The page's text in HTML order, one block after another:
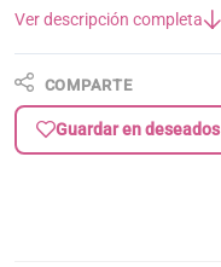
Ver descripción completa
COMPARTE
Guardar en deseados